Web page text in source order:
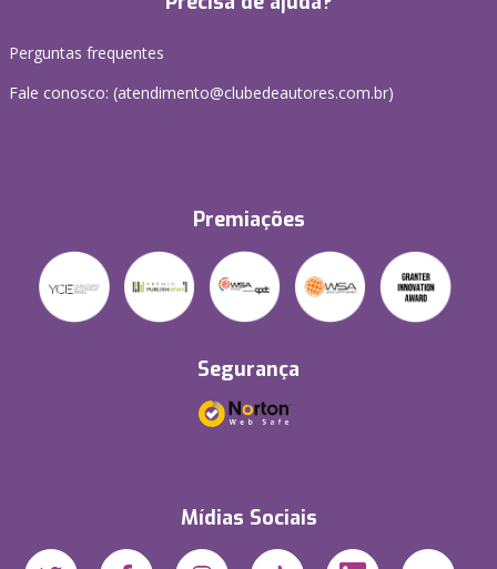
Perguntas frequentes
Fale conosco: (atendimento@clubedeautores.com.br)
Premiações
Segurança
Mídias Sociais